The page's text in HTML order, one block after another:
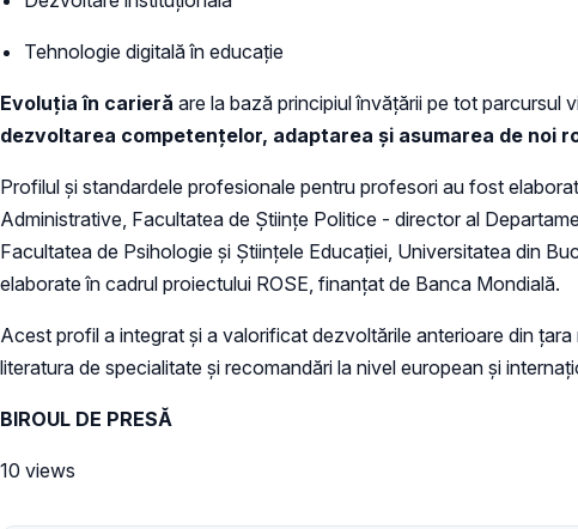
Tehnologie digitală în educație
Evoluția în carieră are la bază principiul învățării pe tot parcursul
dezvoltarea competențelor, adaptarea și asumarea de noi
Profilul și standardele profesionale pentru profesori au fost
Administrative, Facultatea de Științe Politice - director al
Facultatea de Psihologie și Științele Educației, Universitatea din
elaborate în cadrul proiectului ROSE, finanțat de Banca Mondială.
Acest profil a integrat și a valorificat dezvoltările anterioare din
literatura de specialitate și recomandări la nivel european și
BIROUL DE PRESĂ
10 views